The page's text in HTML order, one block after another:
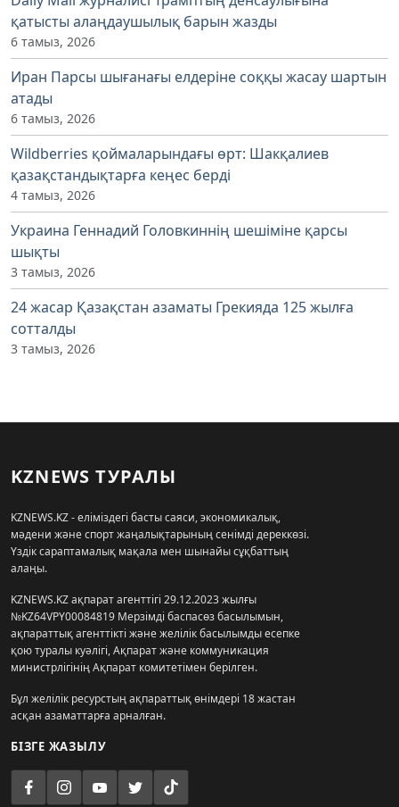
қатысты алаңдаушылық барын жазды
6 тамыз, 2026
Иран Парсы шығанағы елдеріне соққы жасау шартын
атады
6 тамыз, 2026
Wildberries қоймаларындағы өрт: Шакқалиев
қазақстандықтарға кеңес берді
4 тамыз, 2026
Украина Геннадий Головкиннің шешіміне қарсы
шықты
3 тамыз, 2026
24 жасар Қазақстан азаматы Грекияда 125 жылға
сотталды
3 тамыз, 2026
KZNEWS ТУРАЛЫ
KZNEWS.KZ - еліміздегі басты саяси, экономикалық,
мәдени және спорт жаңалықтарының сенімді дереккөзі.
Үздік сараптамалық мақала мен шынайы сұқбаттың
алаңы.
KZNEWS.KZ ақпарат агенттігі 29.12.2023 жылғы
№KZ64VPY00084819 Мерзімді баспасөз басылымын,
ақпараттық агенттікті және желілік басылымды есепке
қою туралы куәлігі, Ақпарат және коммуникация
министрлігінің Ақпарат комитетімен берілген.
Бұл желілік ресурстың ақпараттық өнімдері 18 жастан
асқан азаматтарға арналған.
БІЗГЕ ЖАЗЫЛУ